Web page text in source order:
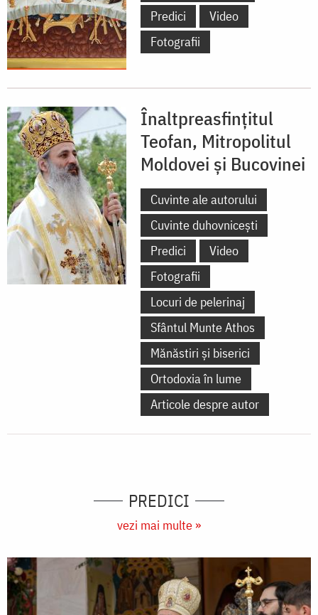
Predici
Video
Fotografii
Înaltpreasfințitul
Teofan, Mitropolitul
Moldovei și Bucovinei
Cuvinte ale autorului
Cuvinte duhovnicești
Predici
Video
Fotografii
Locuri de pelerinaj
Sfântul Munte Athos
Mănăstiri și biserici
Ortodoxia în lume
Articole despre autor
PREDICI
vezi mai multe »